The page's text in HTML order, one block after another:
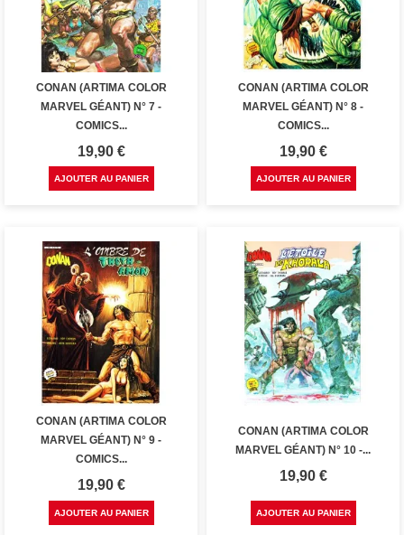
CONAN (ARTIMA COLOR
MARVEL GÉANT) N° 7 -
COMICS...
Prix
19,90 €
AJOUTER AU PANIER
CONAN (ARTIMA COLOR
MARVEL GÉANT) N° 8 -
COMICS...
Prix
19,90 €
AJOUTER AU PANIER
CONAN (ARTIMA COLOR
MARVEL GÉANT) N° 9 -
COMICS...
Prix
19,90 €
AJOUTER AU PANIER
CONAN (ARTIMA COLOR
MARVEL GÉANT) N° 10 -...
Prix
19,90 €
AJOUTER AU PANIER